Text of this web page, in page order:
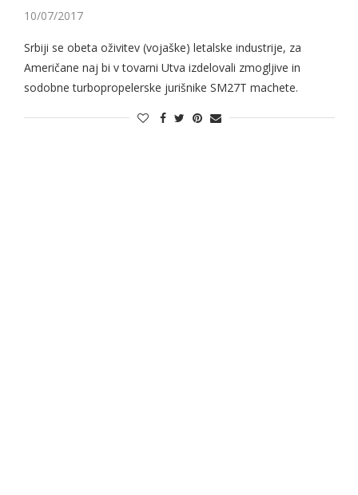
10/07/2017
Srbiji se obeta oživitev (vojaške) letalske industrije, za
Američane naj bi v tovarni Utva izdelovali zmogljive in
sodobne turbopropelerske jurišnike SM27T machete.